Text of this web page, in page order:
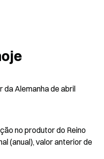
da Alemanha de abril
no produtor do Reino
(anual), valor anterior de